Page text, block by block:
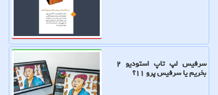
سرفیس لپ تاپ استودیو ۲
بخریم یا سرفیس پرو ۱۱؟